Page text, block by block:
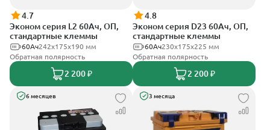
4.7
Эконом серия L2 60Ач, ОП,
стандартные клеммы
242х175х190 мм
60Ач
Обратная полярность
2 200 ₽
4.8
Эконом серия D23 60Ач, ОП,
стандартные клеммы
230x175x225 мм
60Ач
Обратная полярность
2 200 ₽
6 месяцев 3 месяца